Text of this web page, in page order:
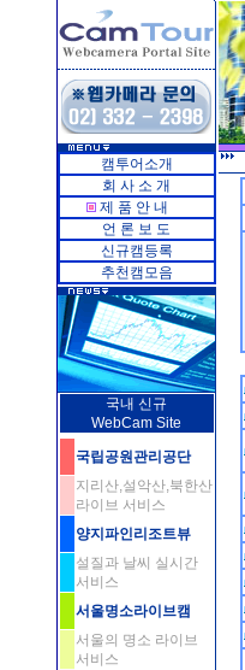
캠투어소개
회 사 소 개
제 품 안 내
언 론 보 도
신규캠등록
추천캠모음
국내 신규
WebCam Site
국립공원관리공단
지리산,설악산,북한산
라이브 서비스
양지파인리조트뷰
설질과 날씨 실시간
서비스
서울명소라이브캠
서울의 명소 라이브
서비스